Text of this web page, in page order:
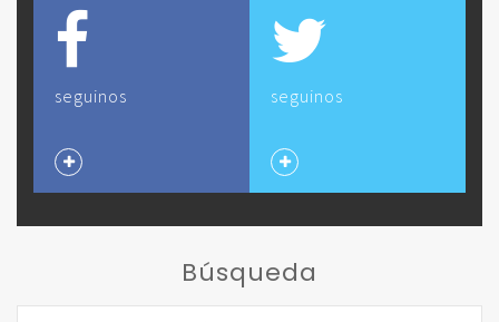
seguinos seguinos
Búsqueda